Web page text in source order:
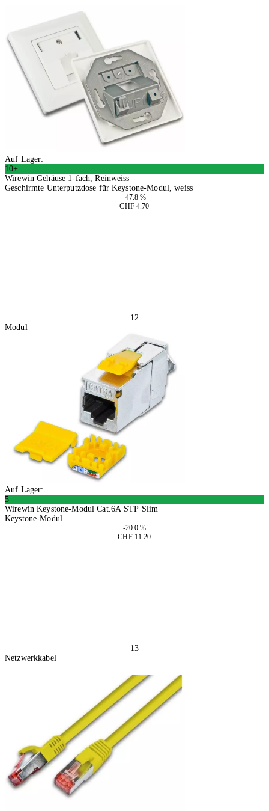
Auf Lager:
10+
Wirewin Gehäuse 1-fach, Reinweiss
Geschirmte Unterputzdose für Keystone-Modul, weiss
-47.8 %
CHF 4.70
12
Modul
Auf Lager:
5
Wirewin Keystone-Modul Cat.6A STP Slim
Keystone-Modul
-20.0 %
CHF 11.20
13
Netzwerkkabel